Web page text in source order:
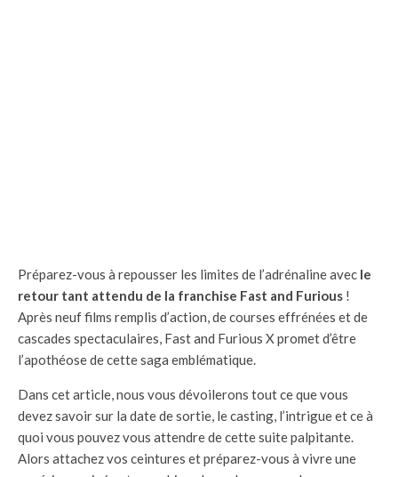
Préparez-vous à repousser les limites de l’adrénaline avec le
retour tant attendu de la franchise Fast and Furious !
Après neuf films remplis d’action, de courses effrénées et de
cascades spectaculaires, Fast and Furious X promet d’être
l’apothéose de cette saga emblématique.
Dans cet article, nous vous dévoilerons tout ce que vous
devez savoir sur la date de sortie, le casting, l’intrigue et ce à
quoi vous pouvez vous attendre de cette suite palpitante.
Alors attachez vos ceintures et préparez-vous à vivre une